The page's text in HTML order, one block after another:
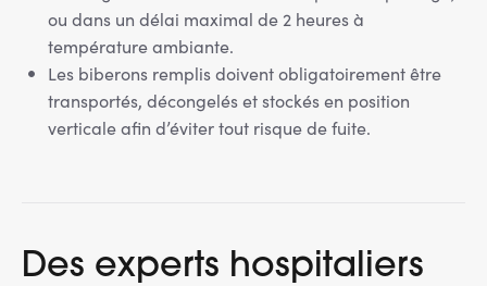
ou dans un délai maximal de 2 heures à
température ambiante.
Les biberons remplis doivent obligatoirement être
transportés, décongelés et stockés en position
verticale afin d’éviter tout risque de fuite.
Des experts hospitaliers